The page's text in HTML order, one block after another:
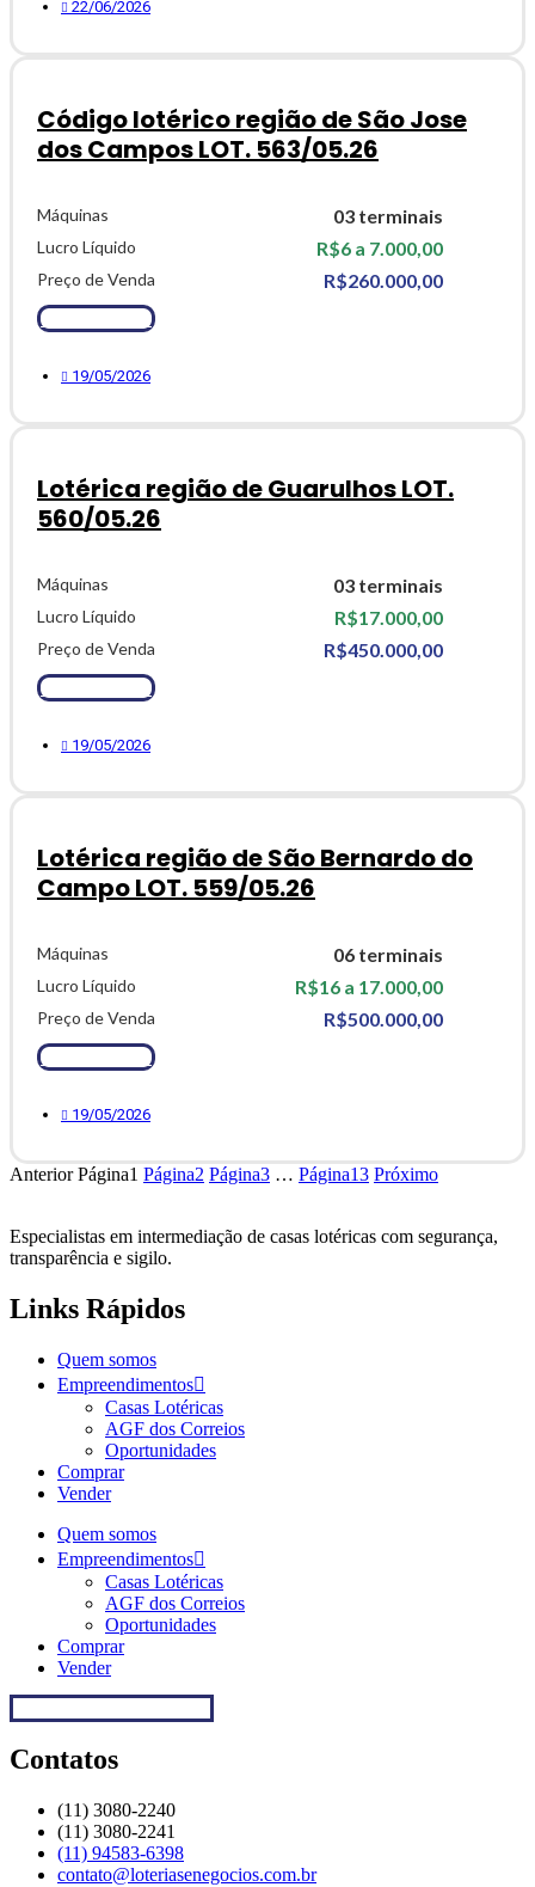
22/06/2026
Código lotérico região de São Jose
dos Campos LOT. 563/05.26
Máquinas 03 terminais
Lucro Líquido R$6 a 7.000,00
Preço de Venda R$260.000,00
Ver Detalhes
19/05/2026
Lotérica região de Guarulhos LOT.
560/05.26
Máquinas 03 terminais
Lucro Líquido R$17.000,00
Preço de Venda R$450.000,00
Ver Detalhes
19/05/2026
Lotérica região de São Bernardo do
Campo LOT. 559/05.26
Máquinas 06 terminais
Lucro Líquido R$16 a 17.000,00
Preço de Venda R$500.000,00
Ver Detalhes
19/05/2026
Anterior Página1 Página2 Página3 … Página13 Próximo
Especialistas em intermediação de casas lotéricas com segurança,
transparência e sigilo.
Links Rápidos
Quem somos
Empreendimentos
Casas Lotéricas
AGF dos Correios
Oportunidades
Comprar
Vender
Quem somos
Empreendimentos
Casas Lotéricas
AGF dos Correios
Oportunidades
Comprar
Vender
Contatos
(11) 3080-2240​
(11) 3080-2241​
(11) 94583-6398
contato@loteriasenegocios.com.br​